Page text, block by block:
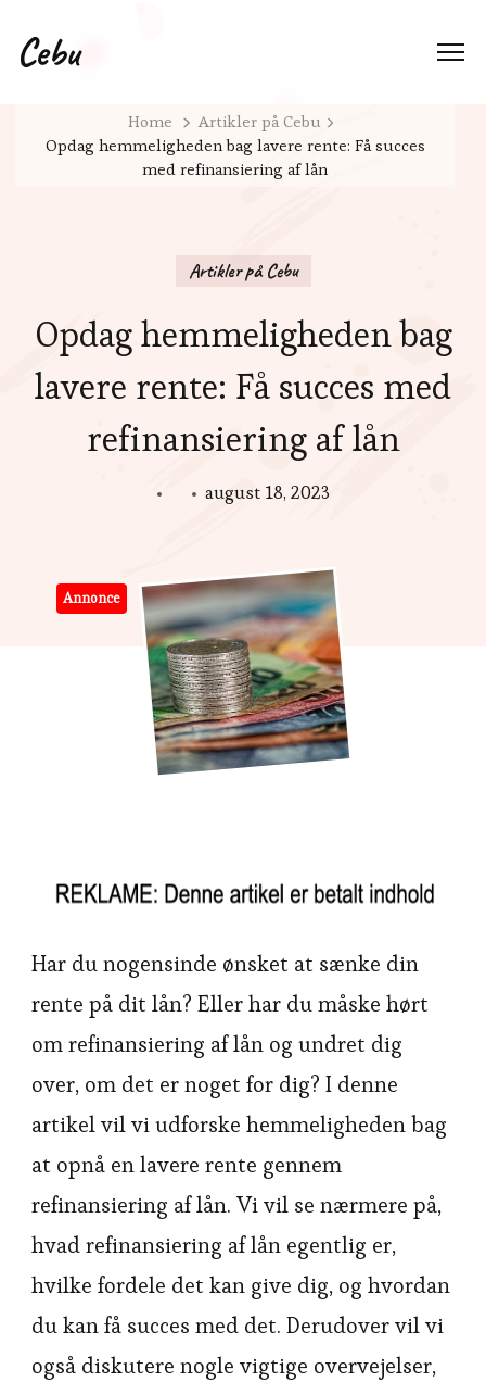
Cebu
Home
Artikler på Cebu
Opdag hemmeligheden bag lavere rente: Få succes
med refinansiering af lån
Artikler på Cebu
Opdag hemmeligheden bag
lavere rente: Få succes med
refinansiering af lån
august 18, 2023
Annonce
Har du nogensinde ønsket at sænke din
rente på dit lån? Eller har du måske hørt
om refinansiering af lån og undret dig
over, om det er noget for dig? I denne
artikel vil vi udforske hemmeligheden bag
at opnå en lavere rente gennem
refinansiering af lån. Vi vil se nærmere på,
hvad refinansiering af lån egentlig er,
hvilke fordele det kan give dig, og hvordan
du kan få succes med det. Derudover vil vi
også diskutere nogle vigtige overvejelser,